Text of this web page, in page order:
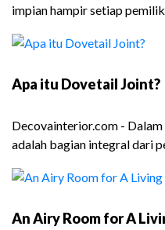
impian hampir setiap pemilik
Apa itu Dovetail Joint?
Decovainterior.com -
adalah bagian integral dari
An Airy Room for A